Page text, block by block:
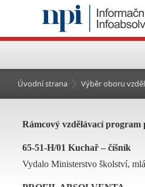
Úvodní strana Výběr oboru
Rámcový vzdělávací program
65-51-H/01 Kuchař – číšník
Vydalo Ministerstvo školství,